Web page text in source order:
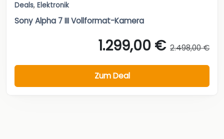
Deals, Elektronik
Sony Alpha 7 III Vollformat-Kamera
1.299,00 € 2.498,00 €
Zum Deal